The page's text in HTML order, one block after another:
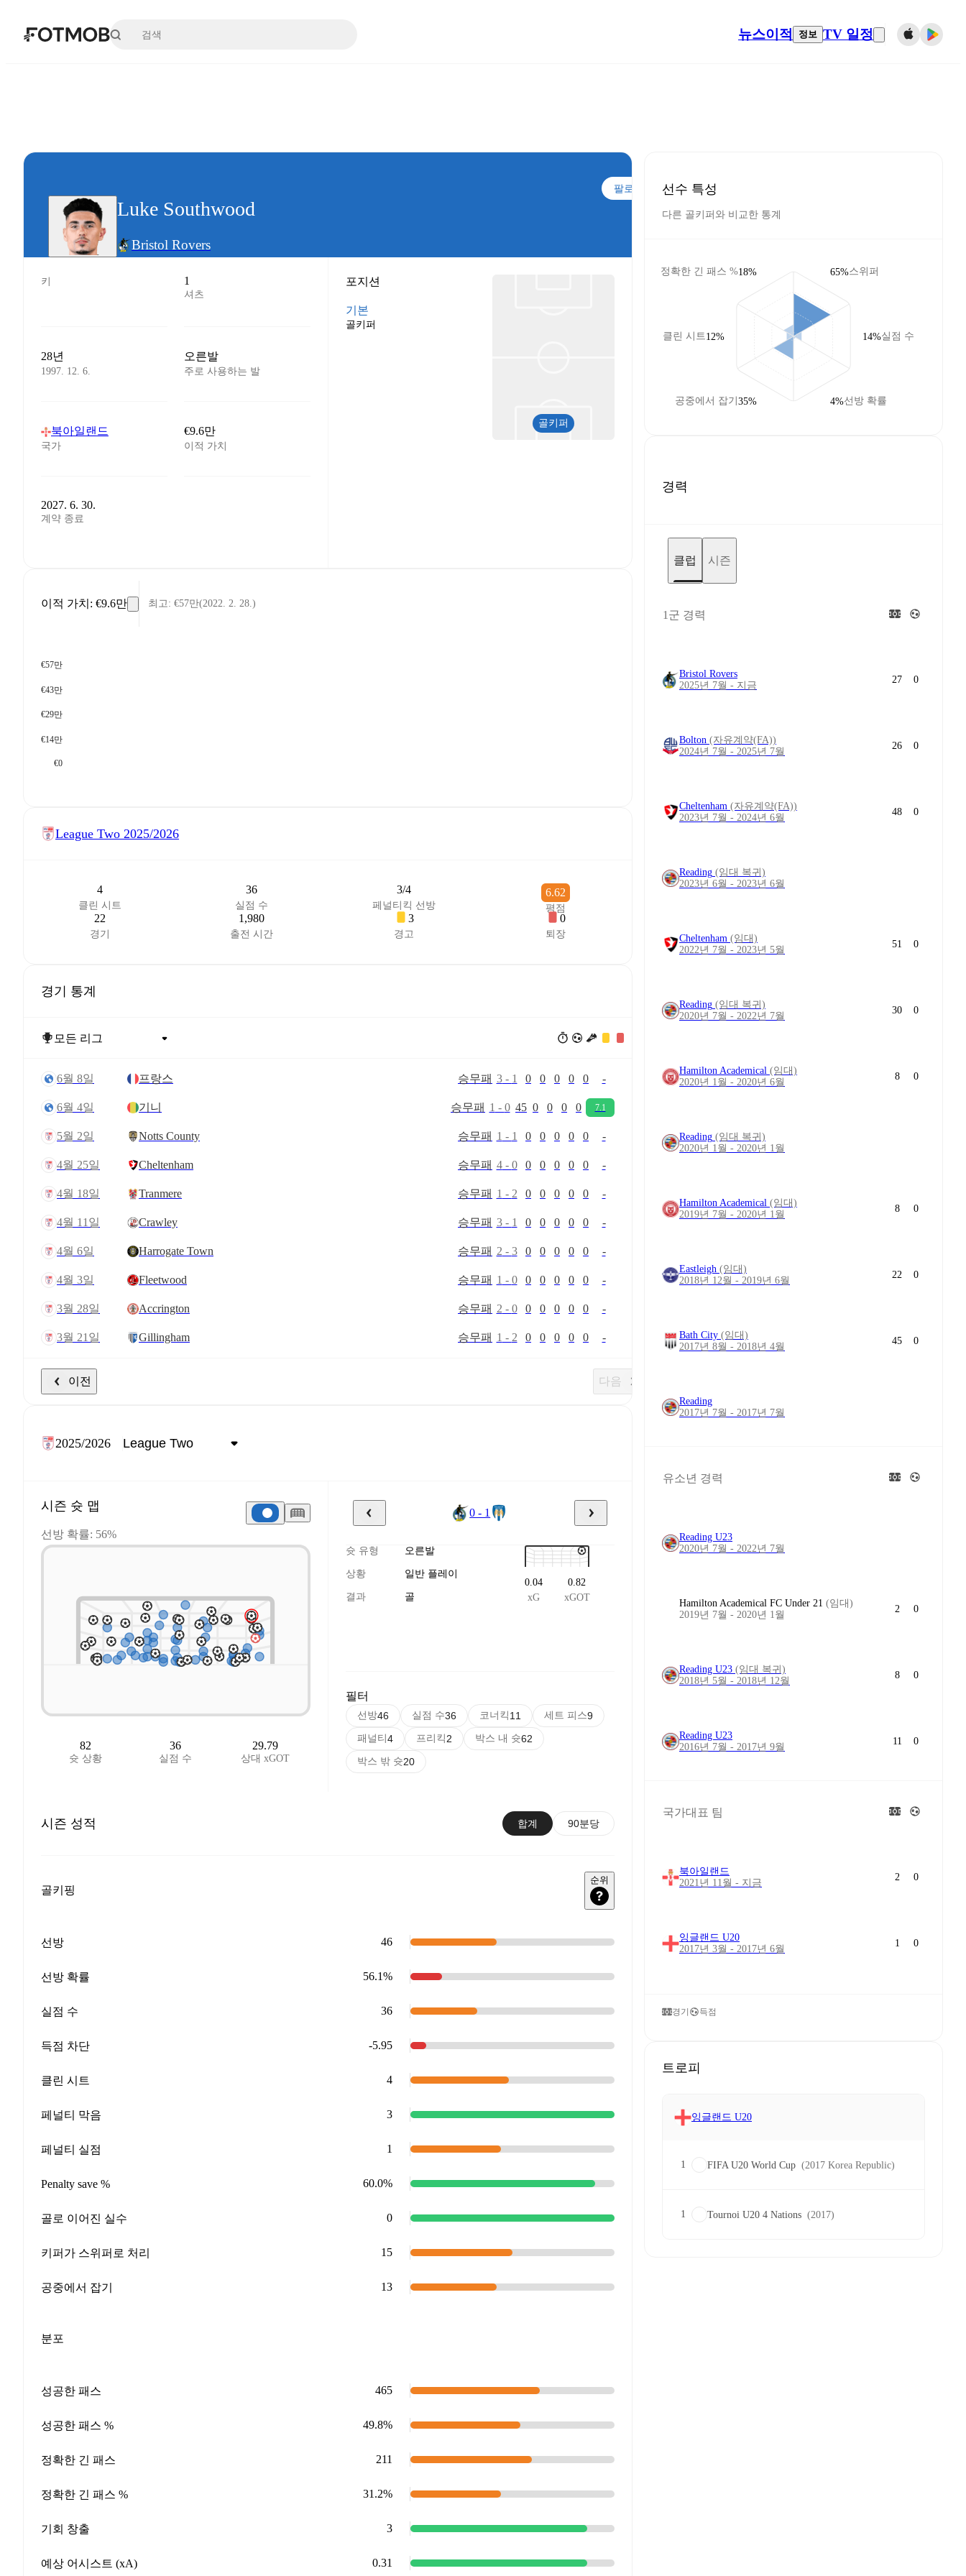
본문으로 건너뛰기
뉴스이적 정보 TV 일정
Luke Southwood
Bristol Rovers
팔로우
키 1
셔츠
28년
1997. 12. 6.
오른발
주로 사용하는 발
북아일랜드
국가
€9.6만
이적 가치
2027. 6. 30.
계약 종료
포지션
기본
골키퍼
골키퍼
이적 가치 : €9.6만 최고: €57만(2022. 2. 28.)
€57만
€43만
€29만
€14만
€0
League Two 2025/2026
4
클린 시트
36
실점 수
3/4
페널티킥 선방
6.62
평점
22
경기
1,980
출전 시간
3
경고
0
퇴장
경기 통계
6월 8일 프랑스 승무패 3- 1 0 0 0 0 0 -
6월 4일 기니 승무패 1 - 0 45 0 0 0 0 7.1
5월 2일 Notts County 승무패 1 - 1 0 0 0 0 0 -
4월 25일 Cheltenham 승무패 4- 0 0 0 0 0 0 -
4월 18일 Tranmere 승무패 1 - 2 0 0 0 0 0 -
4월 11일 Crawley 승무패 3- 1 0 0 0 0 0 -
4월 6일 Harrogate Town 승무패 2 - 3 0 0 0 0 0 -
4월 3일 Fleetwood 승무패 1 - 0 0 0 0 0 0 -
3월 28일 Accrington 승무패 2 - 0 0 0 0 0 0 -
3월 21일 Gillingham 승무패 1 - 2 0 0 0 0 0 -
이전 다음
2025/2026
시즌 슛 맵
선방 확률: 56%
82
슛 상황
36
실점 수
29.79
상대 xGOT
0 - 1
슛 유형 오른발
상황 일반 플레이
결과 골
0.04
xG
0.82
xGOT
필터
선방46 실점 수36 코너킥11 세트 피스9
패널티4 프리킥2 박스 내 슛62
박스 밖 슛20
시즌 성적 합계 90분당
골키핑
순위
선방 46
선방 확률 56.1%
실점 수 36
득점 차단 -5.95
클린 시트 4
페널티 막음 3
페널티 실점 1
Penalty save % 60.0%
골로 이어진 실수 0
키퍼가 스위퍼로 처리 15
공중에서 잡기 13
분포
성공한 패스 465
성공한 패스 % 49.8%
정확한 긴 패스 211
정확한 긴 패스 % 31.2%
기회 창출 3
예상 어시스트 (xA) 0.31
선수 특성
다른 골키퍼와 비교한 통계
정확한 긴 패스 %18%
클린 시트12%
공중에서 잡기 35%
스위퍼
65%
실점 수
14%
선방 확률
4%
경력
클럽 시즌
1군 경력
Bristol Rovers
2025년 7월 - 지금
27 0
Bolton (자유계약(FA))
2024년 7월 - 2025년 7월
26 0
Cheltenham (자유계약(FA))
2023년 7월 - 2024년 6월
48 0
Reading (임대 복귀)
2023년 6월 - 2023년 6월
Cheltenham (임대)
2022년 7월 - 2023년 5월
51 0
Reading (임대 복귀)
2020년 7월 - 2022년 7월
30 0
Hamilton Academical (임대)
2020년 1월 - 2020년 6월
8 0
Reading (임대 복귀)
2020년 1월 - 2020년 1월
Hamilton Academical (임대)
2019년 7월 - 2020년 1월
8 0
Eastleigh (임대)
2018년 12월 - 2019년 6월
22 0
Bath City (임대)
2017년 8월 - 2018년 4월
45 0
Reading
2017년 7월 - 2017년 7월
유소년 경력
Reading U23
2020년 7월 - 2022년 7월
Hamilton Academical FC Under 21 (임대)
2019년 7월 - 2020년 1월
2 0
Reading U23 (임대 복귀)
2018년 5월 - 2018년 12월
8 0
Reading U23
2016년 7월 - 2017년 9월
11 0
국가대표 팀
북아일랜드
2021년 11월 - 지금
2 0
잉글랜드 U20
2017년 3월 - 2017년 6월
1 0
경기 득점
트로피
잉글랜드 U20
1 FIFA U20 World Cup (2017 Korea Republic)
1 Tournoi U20 4 Nations (2017)